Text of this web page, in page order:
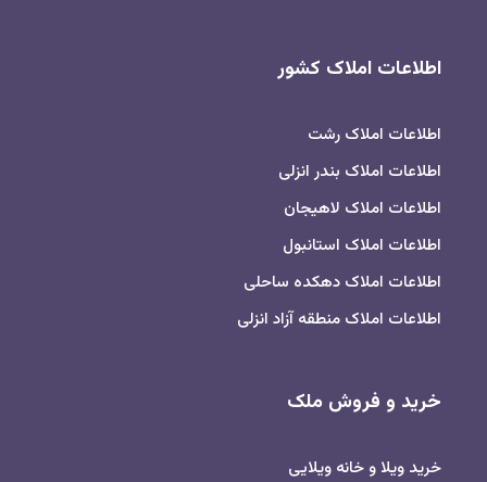
اطلاعات املاک کشور
اطلاعات املاک رشت
اطلاعات املاک بندر انزلی
اطلاعات املاک لاهیجان
اطلاعات املاک استانبول
اطلاعات املاک دهکده ساحلی
اطلاعات املاک منطقه آزاد انزلی
خرید و فروش ملک
خرید ویلا و خانه ویلایی